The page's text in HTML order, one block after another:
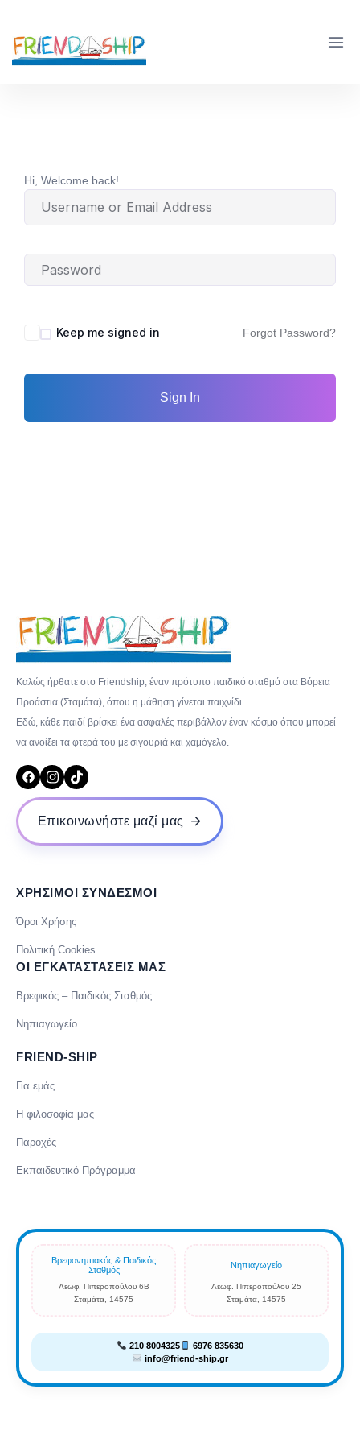
Hi, Welcome back!
Keep me signed in Forgot Password?
Sign In
Καλώς ήρθατε στο Friendship, έναν πρότυπο παιδικό σταθμό στα Βόρεια
Προάστια (Σταμάτα), όπου η μάθηση γίνεται παιχνίδι.
Εδώ, κάθε παιδί βρίσκει ένα ασφαλές περιβάλλον έναν κόσμο όπου μπορεί
να ανοίξει τα φτερά του με σιγουριά και χαμόγελο.
Επικοινωνήστε μαζί μας
ΧΡΗΣΙΜΟΙ ΣΥΝΔΕΣΜΟΙ
Όροι Χρήσης
Πολιτική Cookies
ΟΙ ΕΓΚΑΤΑΣΤΑΣΕΙΣ ΜΑΣ
Βρεφικός – Παιδικός Σταθμός
Νηπιαγωγείο
FRIEND-SHIP
Για εμάς
Η φιλοσοφία μας
Παροχές
Εκπαιδευτικό Πρόγραμμα
Βρεφονηπιακός & Παιδικός
Σταθμός
Λεωφ. Πιπεροπούλου 6Β
Σταμάτα, 14575
Νηπιαγωγείο
Λεωφ. Πιπεροπούλου 25
Σταμάτα, 14575
210 8004325
6976 835630
info@friend-ship.gr